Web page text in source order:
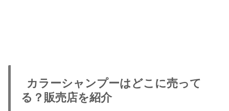
カラーシャンプーはどこに売って
る？販売店を紹介